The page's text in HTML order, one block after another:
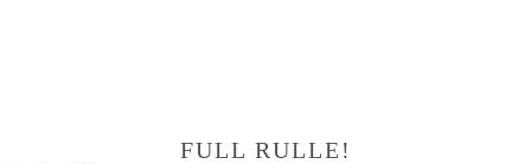
FULL RULLE!